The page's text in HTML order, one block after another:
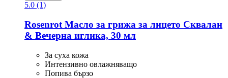
5.0 (1)
Rosenrot Масло за грижа за лицето Сквалан
& Вечерна иглика, 30 мл
За суха кожа
Интензивно овлажняващо
Попива бързо